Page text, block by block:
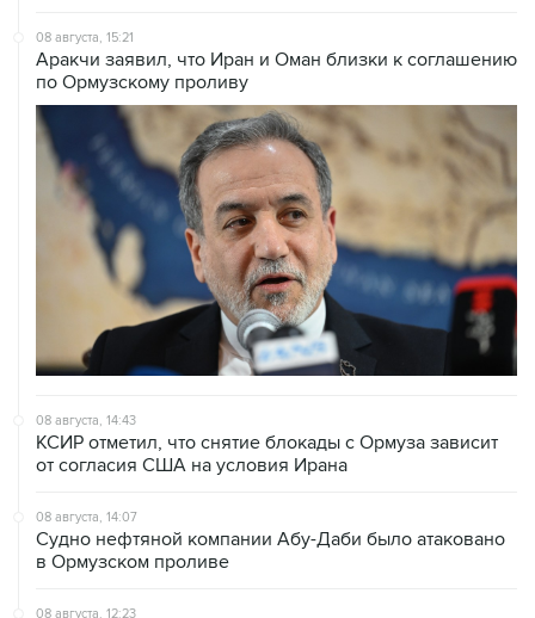
08 августа, 15:21
Аракчи заявил, что Иран и Оман близки к соглашению
по Ормузскому проливу
08 августа, 14:43
КСИР отметил, что снятие блокады с Ормуза зависит
от согласия США на условия Ирана
08 августа, 14:07
Судно нефтяной компании Абу-Даби было атаковано
в Ормузском проливе
08 августа, 12:23